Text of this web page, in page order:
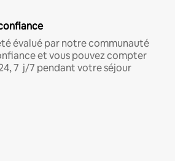
évalué par notre communauté
et vous pouvez compter
7 j/7 pendant votre séjour